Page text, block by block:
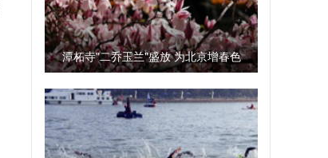
潭柘寺"二乔玉兰"盛放 为北京增春色